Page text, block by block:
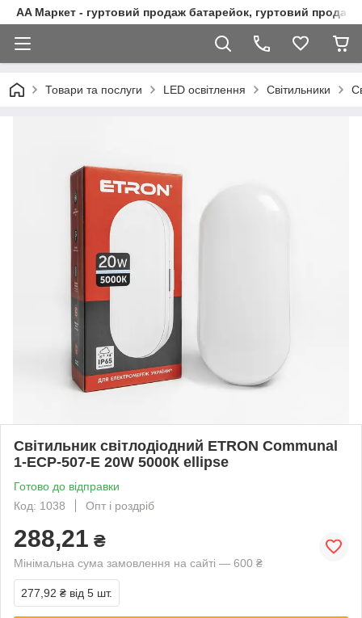
AA Маркет - гуртовий продаж батарейок, гуртовий продаж
Товари та послуги LED освітлення Світильники
Світильник світлодіодний ETRON Communal
1-ЕСР-507-E 20W 5000К ellipse
Готово до відправки
Код: 1038
Опт і роздріб
288,21 ₴
Мінімальна сума замовлення на сайті — 600 ₴
277,92 ₴ від 5 шт.